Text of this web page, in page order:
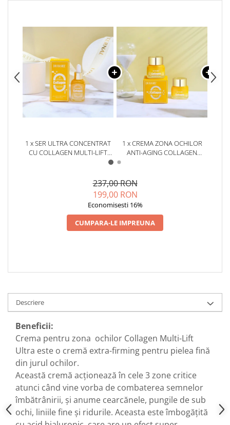
1 x SER ULTRA CONCENTRAT
CU COLLAGEN MULTI-LIFT
ULTRA ANTI-AGING SUPREME
1 x CREMA ZONA OCHILOR
ANTI-AGING COLLAGEN
MULTI-LIFT ULTRA EYE CREAM
237,00 RON
199,00 RON
Economisesti 16%
CUMPARA-LE IMPREUNA
Descriere
Beneficii:
Crema pentru zona ochilor Collagen Multi-Lift
Ultra este o cremă extra-firming pentru pielea fină
din jurul ochilor.
Această cremă acționează în cele 3 zone critice
atunci când vine vorba de combaterea semnelor
îmbătrânirii, și anume cearcănele, pungile de sub
ochi, liniile fine și ridurile. Aceasta este îmbogățită